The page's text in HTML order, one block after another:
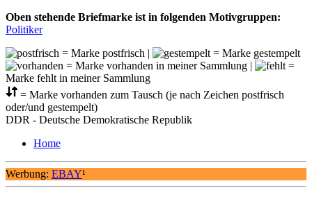
Oben stehende Briefmarke ist in folgenden Motivgruppen:
Politiker
= Marke postfrisch |
= Marke gestempelt
= Marke vorhanden in meiner Sammlung |
=
Marke fehlt in meiner Sammlung
= Marke vorhanden zum Tausch (je nach Zeichen postfrisch
oder/und gestempelt)
DDR - Deutsche Demokratische Republik
Home
Werbung: EBAY¹